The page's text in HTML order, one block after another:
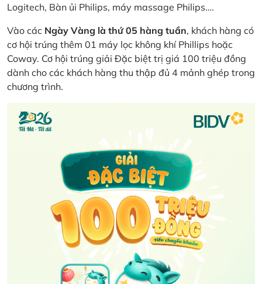
Logitech, Bàn ủi Philips, máy massage Philips….
Vào các Ngày Vàng là thứ 05 hàng tuần, khách hàng có
cơ hội trúng thêm 01 máy lọc không khí Phillips hoặc
Coway. Cơ hội trúng giải Đặc biệt trị giá 100 triệu đồng
dành cho các khách hàng thu thập đủ 4 mảnh ghép trong
chương trình.